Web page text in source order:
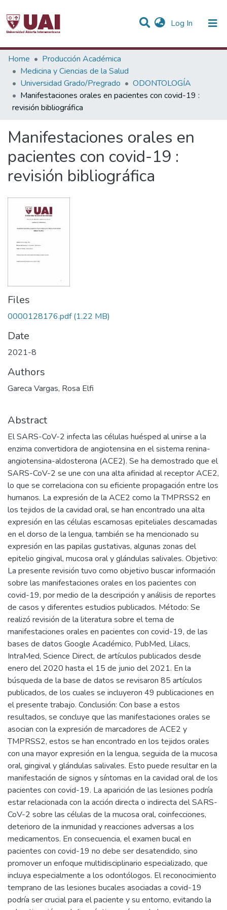
Log In (current)
Statistics
Communities & Collections
All of DSpace
Home
Producción Académica
Medicina y Ciencias de la Salud
Universidad Grado/Pregrado
ODONTOLOGÍA
Manifestaciones orales en pacientes con covid-19 :
revisión bibliográfica
Manifestaciones orales en
pacientes con covid-19 :
revisión bibliográfica
Files
0000128176.pdf (1.22 MB)
Date
2021-8
Authors
Gareca Vargas, Rosa Elfi
Abstract
El SARS-CoV-2 infecta las células huésped al unirse a la
enzima convertidora de angiotensina en el sistema renina-
angiotensina-aldosterona (ACE2). Se ha demostrado que el
SARS-CoV-2 se une con una alta afinidad al receptor ACE2,
lo que se correlaciona con su eficiente propagación entre los
humanos. La expresión de la ACE2 como la TMPRSS2 en
los tejidos de la cavidad oral, se han encontrado una alta
expresión en las células escamosas epiteliales descamadas
en el dorso de la lengua, también se ha mencionado su
expresión en las papilas gustativas, algunas zonas del
epitelio gingival, mucosa oral y glándulas salivales. Objetivo:
La presente revisión tuvo como objetivo buscar información
sobre las manifestaciones orales en los pacientes con
covid-19, por medio de la descripción y análisis de reportes
de casos y diferentes estudios publicados. Método: Se
realizó revisión de la literatura sobre el tema de
manifestaciones orales en pacientes con covid-19, de las
bases de datos Google Académico, PubMed, Lilacs,
IntraMed, Science Direct, de artículos publicados desde
enero del 2020 hasta el 15 de junio del 2021. En la
búsqueda de la base de datos se revisaron 85 artículos
publicados, de los cuales se incluyeron 49 publicaciones en
el presente trabajo. Conclusión: Con base a estos
resultados, se concluye que las manifestaciones orales se
asocian con la expresión de marcadores de ACE2 y
TMPRSS2, estos se han encontrado en los tejidos orales
con una mayor expresión en la lengua, seguida de la mucosa
oral, gingival y glándulas salivales. Esto puede resultar en la
manifestación de signos y síntomas en la cavidad oral de los
pacientes con covid-19. La aparición de las lesiones podría
estar relacionada con la acción directa o indirecta del SARS-
CoV-2 sobre las células de la mucosa oral, coinfecciones,
deterioro de la inmunidad y reacciones adversas a los
medicamentos. En consecuencia, el examen bucal en
pacientes con covid-19 no debe ser desatendido, sino
promover un enfoque multidisciplinario especializado, que
incluya especialmente a los odontólogos. El reconocimiento
temprano de las lesiones bucales asociadas a covid-19
podría ser crucial para el paciente y su entorno, evitando la